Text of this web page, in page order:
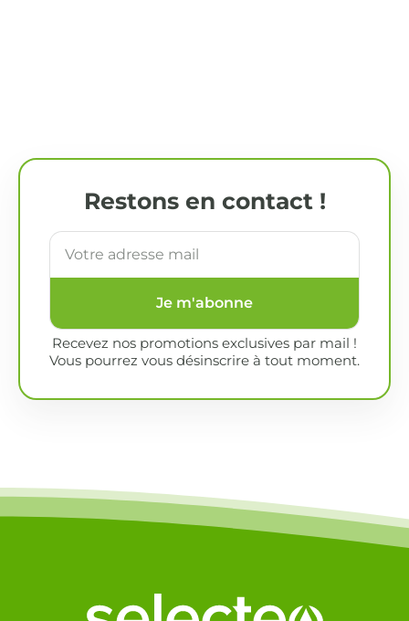
Restons en contact !
Je m'abonne
Recevez nos promotions exclusives par mail !
Vous pourrez vous désinscrire à tout moment.